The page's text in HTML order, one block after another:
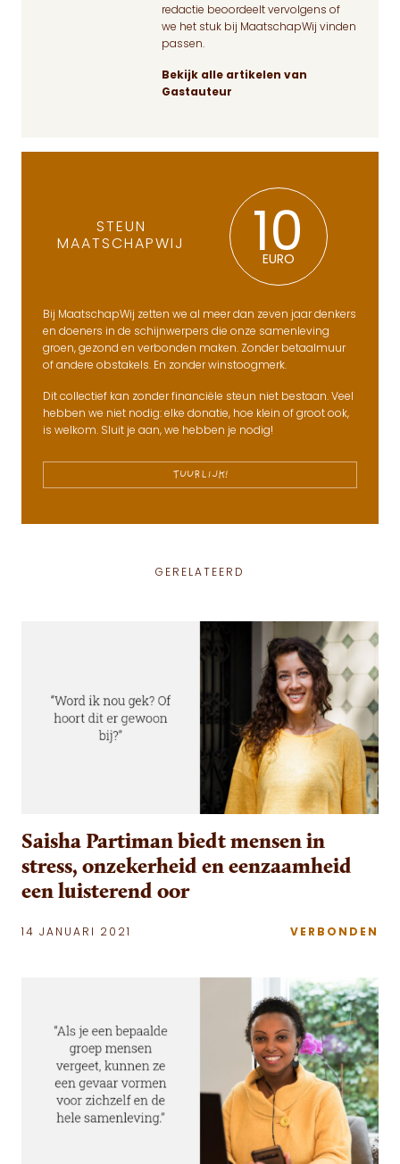
redactie beoordeelt vervolgens of
we het stuk bij MaatschapWij vinden
passen.
Bekijk alle artikelen van
Gastauteur
STEUN
MAATSCHAPWIJ
10
EURO
Bij MaatschapWij zetten we al meer dan zeven jaar denkers
en doeners in de schijnwerpers die onze samenleving
groen, gezond en verbonden maken. Zonder betaalmuur
of andere obstakels. En zonder winstoogmerk.
Dit collectief kan zonder financiële steun niet bestaan. Veel
hebben we niet nodig: elke donatie, hoe klein of groot ook,
is welkom. Sluit je aan, we hebben je nodig!
TUURLIJK!
GERELATEERD
Saisha Partiman biedt mensen in
stress, onzekerheid en eenzaamheid
een luisterend oor
14 JANUARI 2021 VERBONDEN